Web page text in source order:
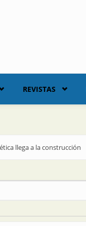
REVISTAS
llega a la construcción